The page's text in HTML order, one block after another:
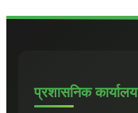
प्रशासनिक कार्यालय